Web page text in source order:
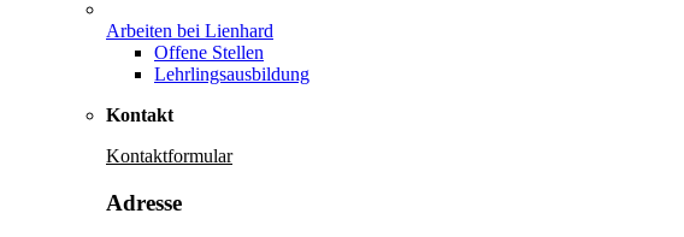
Arbeiten bei Lienhard
Offene Stellen
Lehrlingsausbildung
Kontakt
Kontaktformular
Adresse